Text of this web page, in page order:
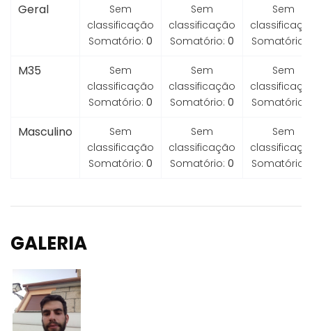
Geral
Sem
classificação
Somatório: 0
Sem
classificação
Somatório: 0
Sem
Somatório:
M35
Sem
classificação
Somatório: 0
Sem
classificação
Somatório: 0
Sem
Somatório:
Masculino
Sem
classificação
Somatório: 0
Sem
classificação
Somatório: 0
Sem
Somatório:
GALERIA